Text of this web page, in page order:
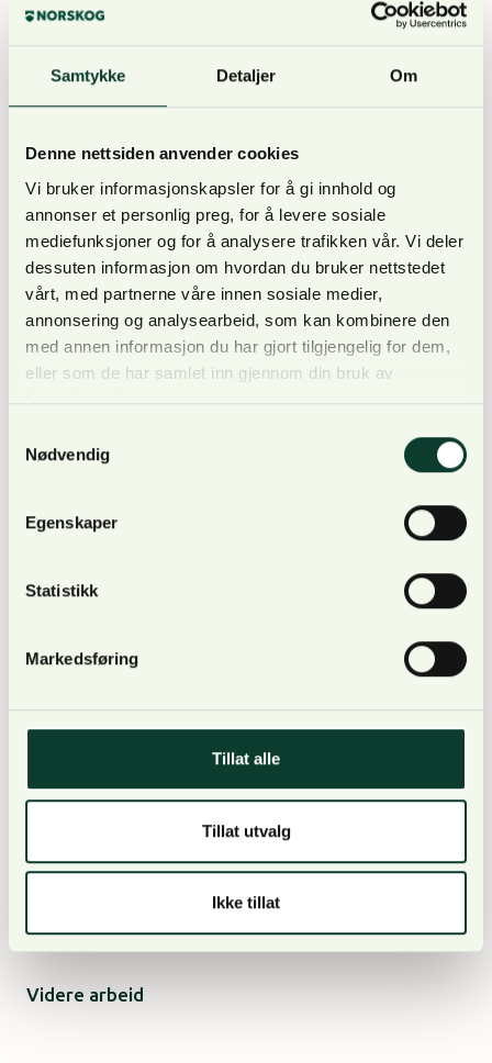
Samtykke Detaljer Om
Denne nettsiden anvender cookies
Vi bruker informasjonskapsler for å gi innhold og
annonser et personlig preg, for å levere sosiale
mediefunksjoner og for å analysere trafikken vår. Vi deler
dessuten informasjon om hvordan du bruker nettstedet
vårt, med partnerne våre innen sosiale medier,
annonsering og analysearbeid, som kan kombinere den
med annen informasjon du har gjort tilgjengelig for dem,
eller som de har samlet inn gjennom din bruk av
Nødvendig
Egenskaper
Statistikk
Markedsføring
Tillat alle
Tillat utvalg
Ikke tillat
vederlagsordning. Dette innebærer mer penger til
døde, syke og påkjørte villsvin. Som en
prøveordning, vil jeg også at grunneiere hvor villsvin
skytes skal få godtgjørelse for dette, sier landbruks-
Nye satser
De nye satsene som ble bekreftet mandag er som
følger:
Fra 1000 til 3000 kroner per felte hanndyr
Fra 3000 til 4000 kroner ved melding om funn
Som en prøveordning får grunneier 4000 kroner
per felte villsvin på sin eiendom
Mattilsynet oppdaterer nå sine skjema og nettsider
med nye satser. Dette vil være på plass i løpet av
noen få dager.
Videre arbeid